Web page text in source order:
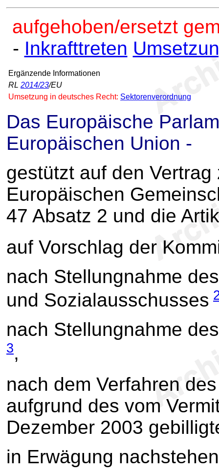
aufgehoben/ersetzt
- Inkrafttreten
Ergänzende Informationen
RL 2014/23/EU
Umsetzung in deutsches Recht: Sektorenverordnung
Das Europäische
Europäischen Union -
gestützt auf den
Europäischen
47 Absatz 2 und die
auf Vorschlag der
nach Stellungnahme
und Sozialausschusses
nach Stellungnahme
3,
nach dem Verfahren
aufgrund des vom
Dezember 2003
in Erwägung